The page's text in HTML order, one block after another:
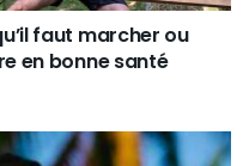
faut marcher ou
en bonne santé